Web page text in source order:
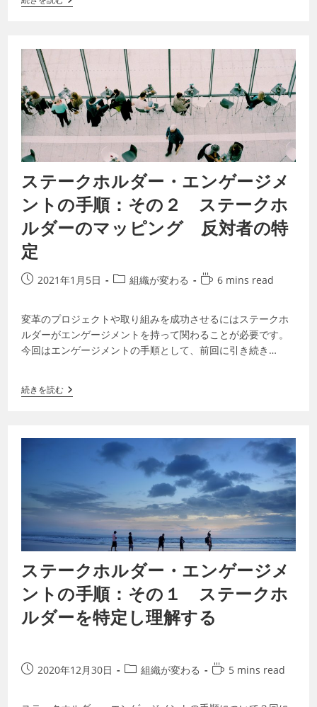
ステークホルダー・エンゲージメ
ントの手順：その２ ステークホ
ルダーのマッピング 反対者の特
定
2021年1月5日 組織が変わる 6 mins read
変革のプロジェクトや取り組みを成功させるにはステークホ
ルダーがエンゲージメントを持って関わることが必要です。
今回はエンゲージメントの手順として、前回に引き続き
続きを読む
ステークホルダー・エンゲージメ
ントの手順：その１ ステークホ
ルダーを特定し理解する
2020年12月30日 組織が変わる 5 mins read